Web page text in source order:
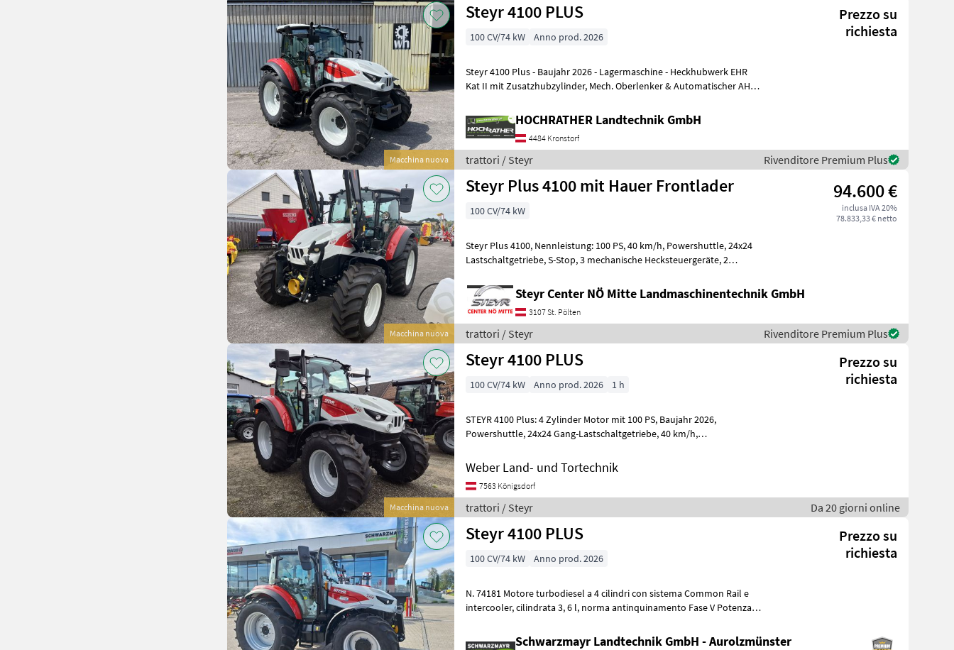
Macchina nuova
Steyr 4100 PLUS
Prezzo su
richiesta
100 CV/74 kW Anno prod. 2026
Steyr 4100 Plus - Baujahr 2026 - Lagermaschine - Heckhubwerk EHR
Kat II mit Zusatzhubzylinder, Mech. Oberlenker & Automatischer AHK -
HOCHRATHER Landtechnik GmbH
4484 Kronstorf
trattori / Steyr Rivenditore Premium Plus
Macchina nuova
Steyr Plus 4100 mit Hauer Frontlader 94.600 €
inclusa IVA 20%
78.833,33 € netto
100 CV/74 kW
Steyr Plus 4100, Nennleistung: 100 PS, 40 km/h, Powershuttle, 24x24
Lastschaltgetriebe, S-Stop, 3 mechanische Hecksteuergeräte, 2
Steyr Center NÖ Mitte Landmaschinentechnik GmbH
3107 St. Pölten
trattori / Steyr Rivenditore Premium Plus
Macchina nuova
Steyr 4100 PLUS
Prezzo su
richiesta
100 CV/74 kW Anno prod. 2026 1 h
STEYR 4100 Plus: 4 Zylinder Motor mit 100 PS, Baujahr 2026,
Powershuttle, 24x24 Gang-Lastschaltgetriebe, 40 km/h,
Weber Land- und Tortechnik
7563 Königsdorf
trattori / Steyr Da 20 giorni online
Steyr 4100 PLUS
Prezzo su
richiesta
100 CV/74 kW Anno prod. 2026
N. 74181 Motore turbodiesel a 4 cilindri con sistema Common Rail e
intercooler, cilindrata 3, 6 l, norma antinquinamento Fase V Potenza
Schwarzmayr Landtechnik GmbH - Aurolzmünster